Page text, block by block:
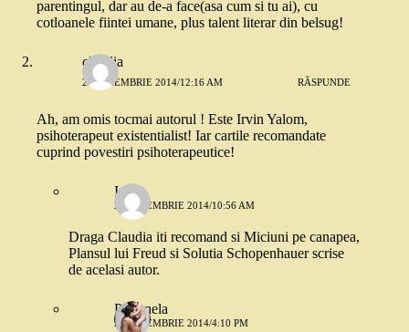
parentingul, dar au de-a face(asa cum si tu ai), cu
cotloanele fiintei umane, plus talent literar din belsug!
claudia
25 NOIEMBRIE 2014/12:16 AM RĂSPUNDE
Ah, am omis tocmai autorul ! Este Irvin Yalom,
psihoterapeut existentialist! Iar cartile recomandate
cuprind povestiri psihoterapeutice!
Irina
25 NOIEMBRIE 2014/10:56 AM
Draga Claudia iti recomand si Miciuni pe canapea,
Plansul lui Freud si Solutia Schopenhauer scrise
de acelasi autor.
Petronela
25 NOIEMBRIE 2014/4:10 PM